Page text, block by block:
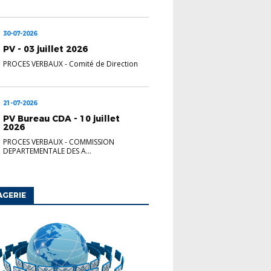
30-07-2026
PV - 03 juillet 2026
PROCES VERBAUX- Comité de Direction
21-07-2026
PV Bureau CDA - 10 juillet
2026
PROCES VERBAUX- COMMISSION
DEPARTEMENTALE DES A...